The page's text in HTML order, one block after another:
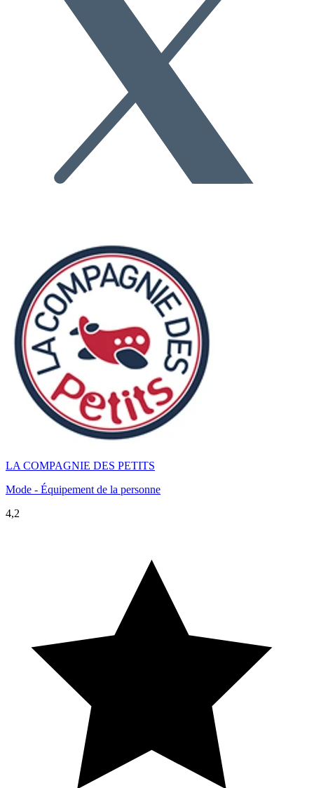
LA COMPAGNIE DES PETITS
Mode - Équipement de la personne
4,2